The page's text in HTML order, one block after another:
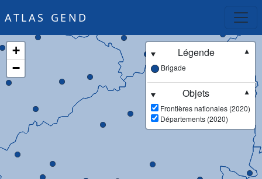
ATLAS GEND
+
−
Légende
▼
Brigade
Objets
▼
Frontières nationales (2020)
Départements (2020)